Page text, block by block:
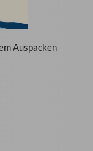
Auspacken